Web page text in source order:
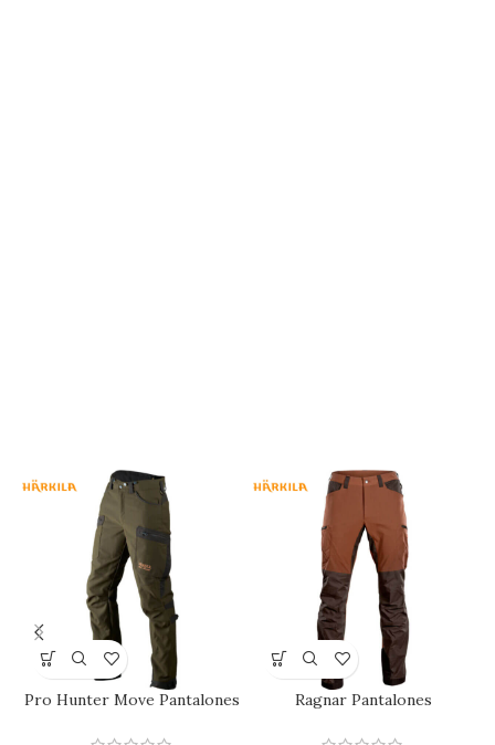
Pro Hunter Move Pantalones Ragnar Pantalones